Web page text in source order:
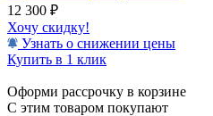
12 300 ₽
Хочу скидку!
Узнать о снижении цены
Купить в 1 клик
Оформи рассрочку в корзине
С этим товаром покупают